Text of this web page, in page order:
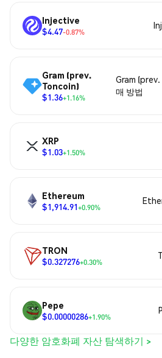
Injective
$4.47-0.87%
Gram (prev.
Toncoin)
$1.36+1.16%
Gram
매 방법
XRP
$1.03+1.50%
Ethereum
$1,914.91+0.90%
TRON
$0.327276+0.30%
Pepe
$0.00000286+1.90%
다양한 암호화폐 자산 탐색하기 >